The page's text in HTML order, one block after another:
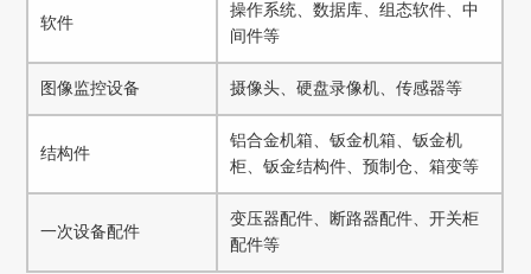
软件
操作系统、数据库、组态软件、中
间件等
图像监控设备 摄像头、硬盘录像机、传感器等
结构件
铝合金机箱、钣金机箱、钣金机
柜、钣金结构件、预制仓、箱变等
一次设备配件
变压器配件、断路器配件、开关柜
配件等